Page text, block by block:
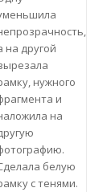
на другой
нужного
и
на
белую
с тенями.